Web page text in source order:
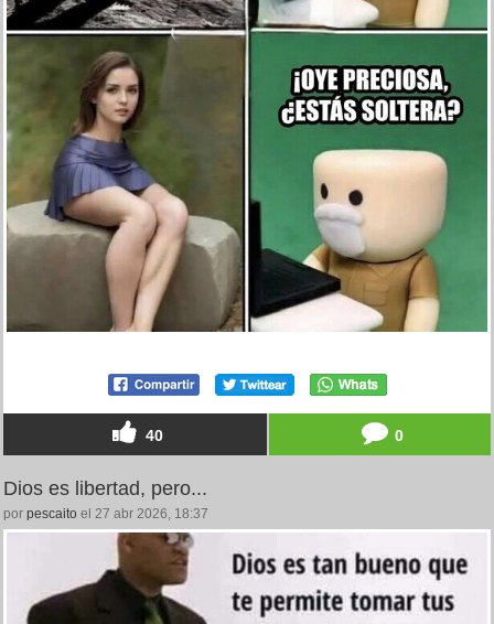
40 0
Dios es libertad, pero...
por pescaito el 27 abr 2026, 18:37